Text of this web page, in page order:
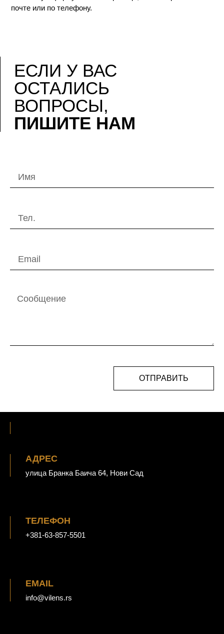
почте или по телефону.
ЕСЛИ У ВАС
ОСТАЛИСЬ
ВОПРОСЫ,
ПИШИТЕ НАМ
ОТПРАВИТЬ
АДРЕС
улица Бранка Баича 64, Нови Сад
ТЕЛЕФОН
+381-63-857-5501
EMAIL
info@vilens.rs